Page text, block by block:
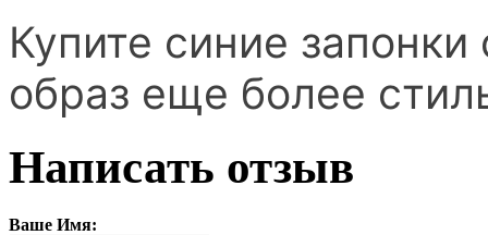
Купите синие
образ еще более
Написать отзыв
Ваше Имя: